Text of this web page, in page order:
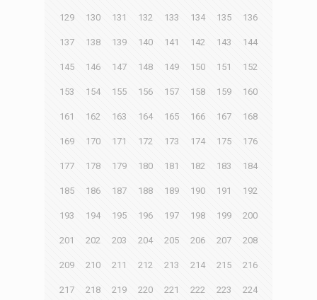
129 130 131 132 133 134 135 136
137 138 139 140 141 142 143 144
145 146 147 148 149 150 151 152
153 154 155 156 157 158 159 160
161 162 163 164 165 166 167 168
169 170 171 172 173 174 175 176
177 178 179 180 181 182 183 184
185 186 187 188 189 190 191 192
193 194 195 196 197 198 199 200
201 202 203 204 205 206 207 208
209 210 211 212 213 214 215 216
217 218 219 220 221 222 223 224